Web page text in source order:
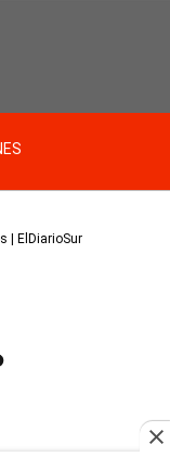
| ElDiarioSur